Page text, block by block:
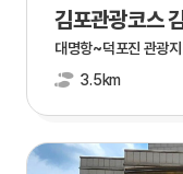
김포관광코스
대명항~덕포진 관광지
3.5km